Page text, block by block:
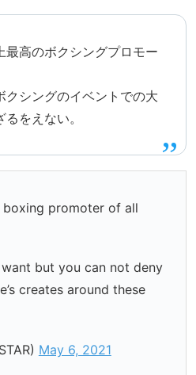
最高のボクシングプロモー
クシングのイベントでの大
をえない。
promoter of all
but you can not deny
creates around these
May 6, 2021